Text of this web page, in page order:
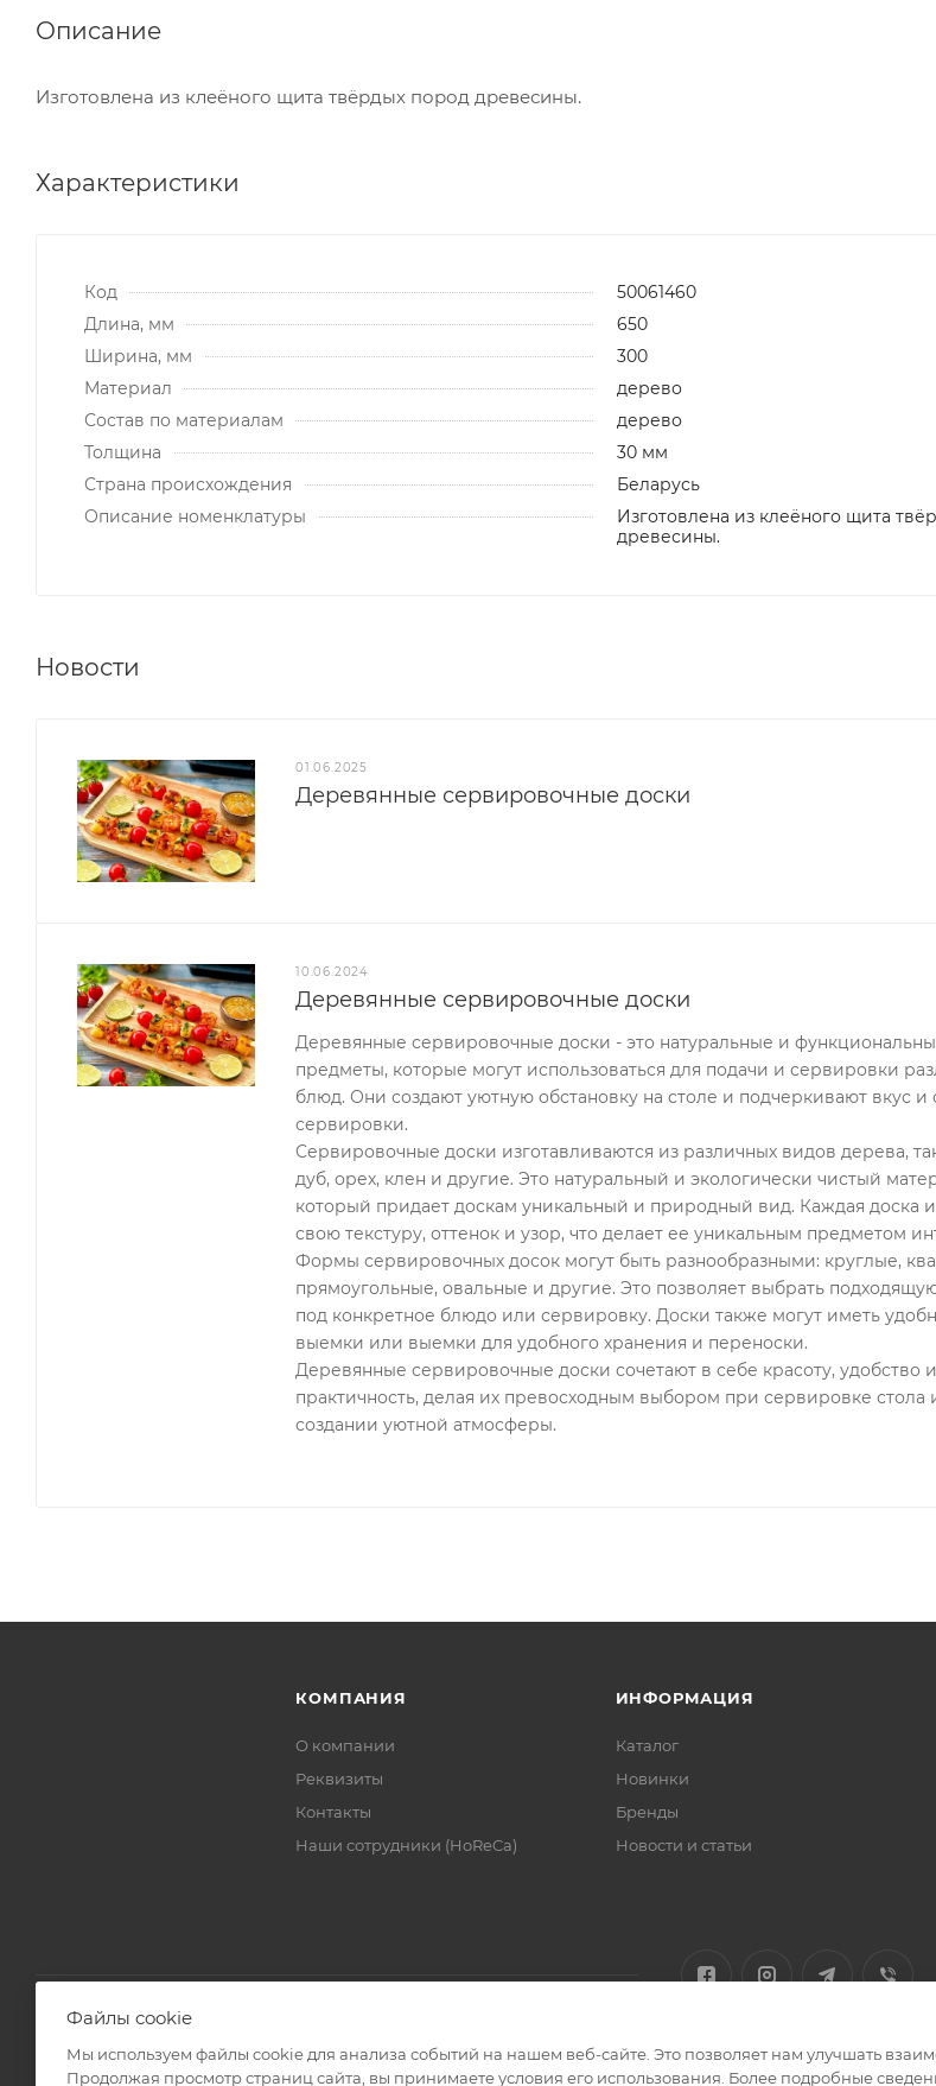
Описание
Изготовлена из клеёного щита твёрдых пород древесины.
Характеристики
Код
50061460
Длина, мм
650
Ширина, мм
300
Материал
дерево
Состав по материалам
дерево
Толщина
30 мм
Страна происхождения
Беларусь
Описание номенклатуры
Изготовлена из клеёного щита
древесины.
Новости
01.06.2025
Деревянные сервировочные доски
10.06.2024
Деревянные сервировочные доски
Деревянные сервировочные доски - это натуральные и
предметы, которые могут использоваться для подачи и сервировки
блюд. Они создают уютную обстановку на столе и подчеркивают вкус и
сервировки.
Сервировочные доски изготавливаются из различных видов дерева,
дуб, орех, клен и другие. Это натуральный и экологически чистый
который придает доскам уникальный и природный вид. Каждая доска
свою текстуру, оттенок и узор, что делает ее уникальным предметом
Формы сервировочных досок могут быть разнообразными: круглые,
прямоугольные, овальные и другие. Это позволяет выбрать
под конкретное блюдо или сервировку. Доски также могут иметь
выемки или выемки для удобного хранения и переноски.
Деревянные сервировочные доски сочетают в себе красоту, удобство и
практичность, делая их превосходным выбором при сервировке стола
создании уютной атмосферы.
КОМПАНИЯ
О компании
Реквизиты
Контакты
Наши сотрудники (HoReCa)
ИНФОРМАЦИЯ
Каталог
Новинки
Бренды
Новости и статьи
2026 © ЗАО «ТВК»
Файлы cookie
Мы используем файлы cookie для анализа событий на нашем веб-сайте. Это позволяет нам улучшать
Продолжая просмотр страниц сайта, вы принимаете условия его использования. Более подробные